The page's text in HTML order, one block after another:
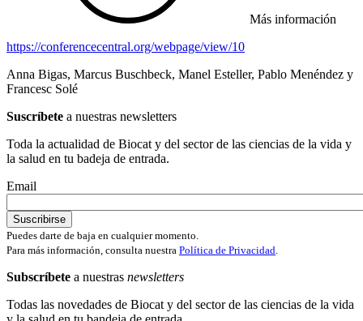
Más información
https://conferencecentral.org/webpage/view/10
Anna Bigas, Marcus Buschbeck, Manel Esteller, Pablo Menéndez y
Francesc Solé
Suscríbete a nuestras newsletters
Toda la actualidad de Biocat y del sector de las ciencias de la vida y
la salud en tu badeja de entrada.
Email
Puedes darte de baja en cualquier momento.
Para más información, consulta nuestra Política de Privacidad.
Subscríbete a nuestras newsletters
Todas las novedades de Biocat y del sector de las ciencias de la vida